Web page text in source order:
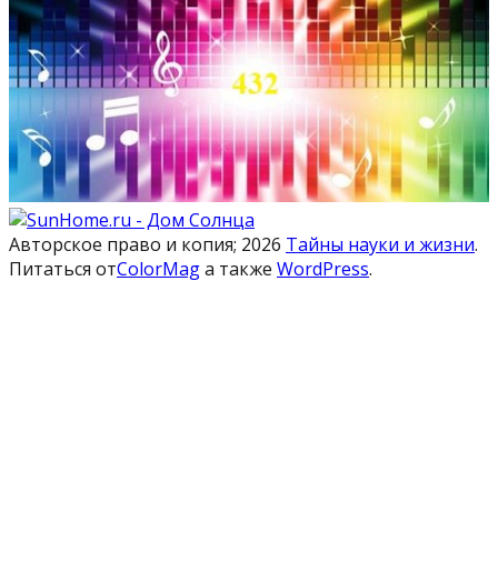
Авторское право и копия; 2026 Тайны науки и жизни.
Питаться отColorMagа также WordPress.